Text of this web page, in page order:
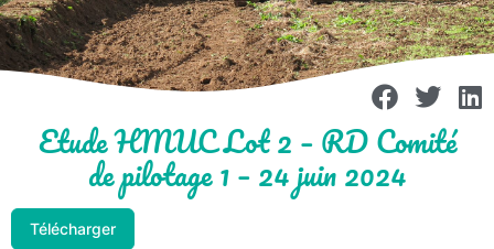
Etude HMUC Lot 2 – RD Comité
de pilotage 1 – 24 juin 2024
Télécharger